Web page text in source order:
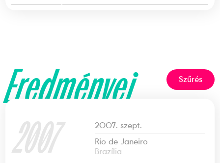
Eredményei Szűrés
2007
2007. szept.
Rio de Janeiro
Brazília